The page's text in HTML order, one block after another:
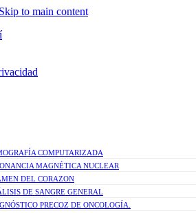
Skip to main content
COMPUTARIZADA
MAGNÉTICA NUCLEAR
DEL CORAZON
DE SANGRE GENERAL
PRECOZ DE ONCOLOGÍA.